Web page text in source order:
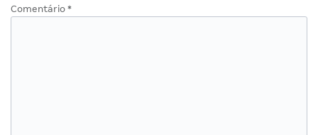
Comentário *